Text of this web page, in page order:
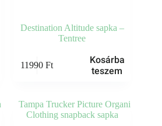
Destination Altitude sapka –
Tentree
11990Ft
Kosárba
teszem